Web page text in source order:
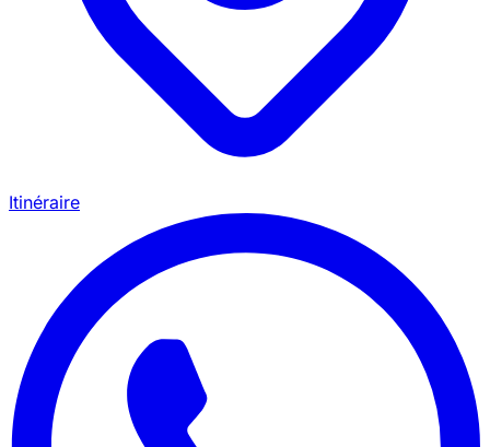
Itinéraire